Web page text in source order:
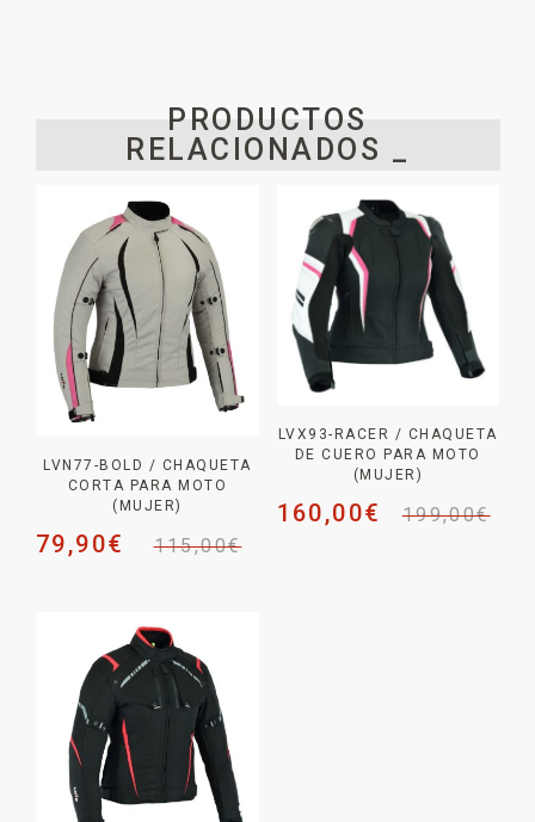
PRODUCTOS
RELACIONADOS _
LVN77-BOLD / CHAQUETA
CORTA PARA MOTO
(MUJER)
115,00€
79,90€
LVX93-RACER / CHAQUETA
DE CUERO PARA MOTO
(MUJER)
199,00€
160,00€